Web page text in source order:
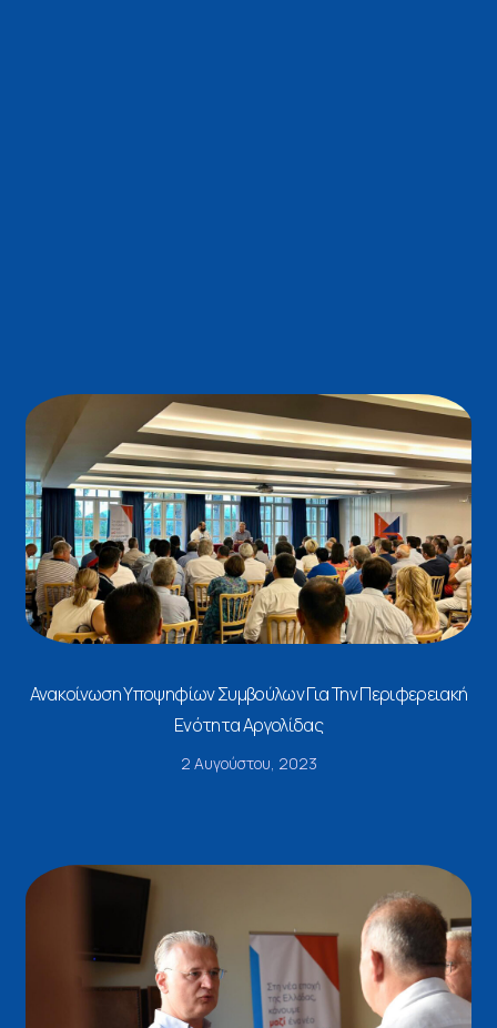
Ανακοίνωση Υποψηφίων Συμβούλων Για Την Περιφερειακή
Ενότητα Αργολίδας
2 Αυγούστου, 2023